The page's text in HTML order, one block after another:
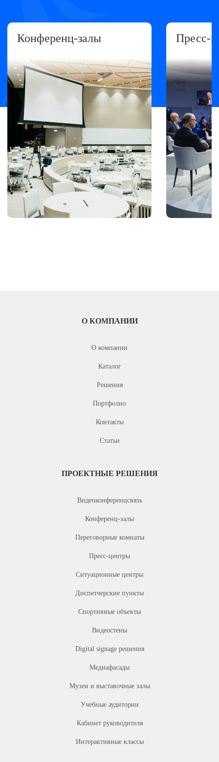
Конференц-залы Пресc-
О КОМПАНИИ
О компании
Каталог
Решения
Портфолио
Контакты
Статьи
ПРОЕКТНЫЕ РЕШЕНИЯ
Видеоконференцсвязь
Конференц-залы
Переговорные комнаты
Пресc-центры
Ситуационные центры
Диспетчерские пункты
Спортивные объекты
Видеостены
Digital signage решения
Медиафасады
Музеи и выставочные залы
Учебные аудитории
Кабинет руководителя
Интерактивные классы